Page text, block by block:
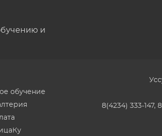
и
обучение
8(4234) 333-147,